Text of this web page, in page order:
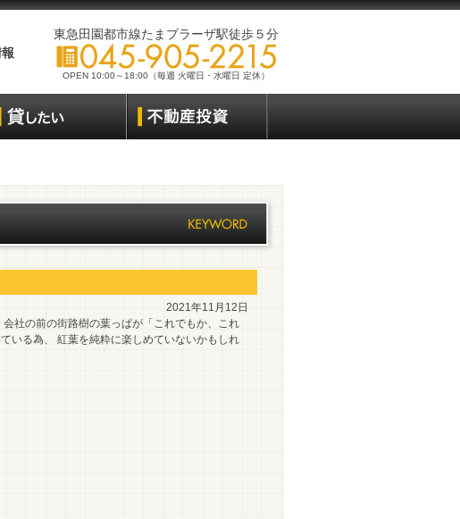
東急田園都市線たまプラーザ駅徒歩５分
OPEN 10:00～18:00（毎週 火曜日・水曜日 定休）
2021年11月12日
社の前の街路樹の葉っぱが「これでもか、これ
いる為、 紅葉を純粋に楽しめていないかもしれ